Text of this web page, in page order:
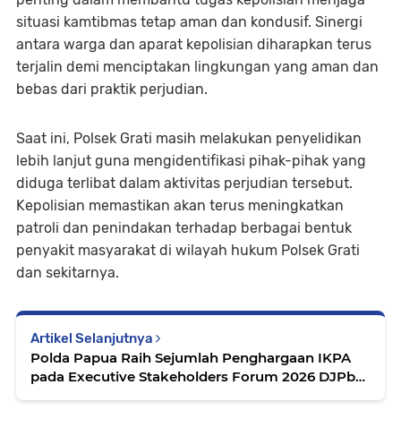
situasi kamtibmas tetap aman dan kondusif. Sinergi
antara warga dan aparat kepolisian diharapkan terus
terjalin demi menciptakan lingkungan yang aman dan
bebas dari praktik perjudian.
Saat ini, Polsek Grati masih melakukan penyelidikan
lebih lanjut guna mengidentifikasi pihak-pihak yang
diduga terlibat dalam aktivitas perjudian tersebut.
Kepolisian memastikan akan terus meningkatkan
patroli dan penindakan terhadap berbagai bentuk
penyakit masyarakat di wilayah hukum Polsek Grati
dan sekitarnya.
Artikel Selanjutnya
Polda Papua Raih Sejumlah Penghargaan IKPA
pada Executive Stakeholders Forum 2026 DJPb